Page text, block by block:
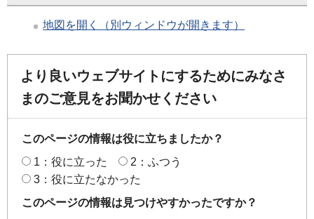
地図を開く（別ウィンドウが開きます）
より良いウェブサイトにするためにみなさ
まのご意見をお聞かせください
このページの情報は役に立ちましたか？
1：役に立った
2：ふつう
3：役に立たなかった
このページの情報は見つけやすかったですか？